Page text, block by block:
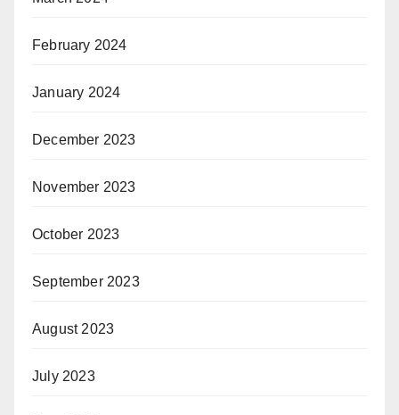
February 2024
January 2024
December 2023
November 2023
October 2023
September 2023
August 2023
July 2023